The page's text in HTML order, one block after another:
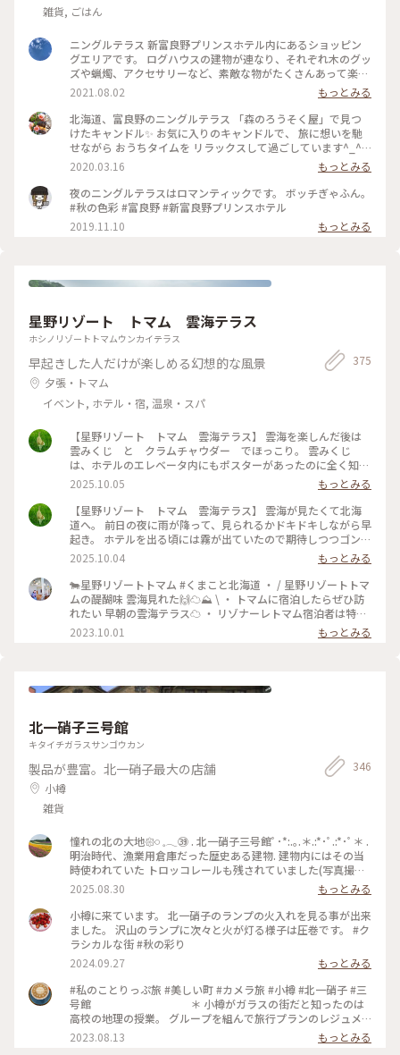
な場所でした🧸 📷2025.08.07 #一人旅#夏旅#ゆるり夏時間#北
レンガ倉庫#函館煉瓦工場#金森赤レンガ倉庫店#赤瓦#コース
ター#アロマ#アロマグッズ#香り#旅の思い出#ハンドメイドア
クセサリー#アクセサリー#ハンドメイド#ガラス製品#食器#函
館限定#お土産#ことりっぷ函館#ひとり旅日記🕊️
雑貨, ごはん
ニングルテラス 新富良野プリンスホテル内にあるショッピン
グエリアです。 ログハウスの建物が連なり、それぞれ木のグッ
ズや蝋燭、アクセサリーなど、素敵な物がたくさんあって楽し
いです♪ #ニングルテラス #新富良野プリンスホテル #富良野
#北海道
2021.08.02
もっとみる
北海道、富良野のニングルテラス 「森のろうそく屋」で見つ
けたキャンドル✨ お気に入りのキャンドルで、 旅に想いを馳
せながら おうちタイムを リラックスして過ごしています^_^ #
北海道 #富良野 #ニングルテラス #森のろうそく屋 #キャンド
ル #メルヘン #旅の思い出 #憧れの地
2020.03.16
もっとみる
夜のニングルテラスはロマンティックです。 ボッチぎゃふん。
#秋の色彩 #富良野 #新富良野プリンスホテル
2019.11.10
もっとみる
星野リゾート トマム 雲海テラス
ホシノリゾートトマムウンカイテラス
早起きした人だけが楽しめる幻想的な風景
夕張・トマム
イベント, ホテル・宿, 温泉・スパ
375
【星野リゾート トマム 雲海テラス】 雲海を楽しんだ後は
雲みくじ と クラムチャウダー でほっこり。 雲みくじ
は、ホテルのエレベータ内にもポスターがあったのに全く知ら
なくて… 隣のテーブルのグループが盛り上がっていて知りまし
た。 大吉、吉…ではなく、雲の名前が書かれてました しばら
く雲の形が気になりそう #ことりっぷ北海道 #秋の装い #絶
景 #星野リゾート #雲海 #おみくじ #雲
2025.10.05
もっとみる
【星野リゾート トマム 雲海テラス】 雲海が見たくて北海
道へ。 前日の夜に雨が降って、見られるかドキドキしながら早
起き。 ホテルを出る頃には霧が出ていたので期待しつつゴンド
ラ乗り場に向かいます。 少しずつ明るくなっていく空。 雲が
流れ込んでくる様子もはっきりと見ることが出来ました。 日
の出も太陽が隠れることなく拝むことが出来ましたー！！ #こ
とりっぷ北海道 #ことりっぷ #秋の装い #雲海 #星野リ
ゾート #日の出 #絶景
2025.10.04
もっとみる
🐄星野リゾートトマム #くまこと北海道 ・ / 星野リゾートトマ
ムの醍醐味 雲海見れた🙌☁️⛰️ \ ・ トマムに宿泊したらぜひ訪
れたい 早朝の雲海テラス☁️ ・ リゾナーレトマム宿泊者は特典
で 直通バス&ファストパスがついてくるのですが 始発バスま
さかの4:30発🤣 ・ 3:00起きで4:00頃ロビーにいくと もう行列
海道旅行 #北海道観光 #トマム旅行 #トマム観光 #トマム旅 #ト
とりっぷ15周年
2023.10.01 もっとみる
北一硝子三号館
キタイチガラスサンゴウカン
製品が豊富。北一硝子最大の店舗
小樽
雑貨
346
憧れの北の大地𑁍𓏸 𓈒𓂃㊴ . 北一硝子三号館ﾟ･*:.｡.＊.:*･ﾟ.:*･ﾟ＊ .
明治時代、漁業用倉庫だった歴史ある建物. 建物内にはその当
時使われていた トロッコレールも残されていました(写真撮り
忘れてますが😅) . ガラス製品もフロアごとにテーマ別の多彩な
ガラスがそろっていました(こちらも写真無し💦) . 入り口近く
の北一ホールが目に止まり 並んでる人も少なかったので入っ
て見ました. 入り口でショーケースの商品を見て 先にお会計を
してセルフサービスで席を探します. 入った瞬間からほとんど
真っ暗で見えなかったのですが、だんだんと目が慣れてきて
周りの幻想的な景色にうっとりでした✨ 私はミルクティソフト
主人はコーヒーフロートに. . 石造り倉庫を活用した167個の石
油ランプの明かりが照らす幻想的な空間. 奥の席に着くと石油
ランプの匂いがほんのり暖かく漂っていました. 周りの席は満
席に近かったですが、暗いので 全然気になりません. いつまで
も眺めていたい風景でした. . 5枚目の写真は北一硝子1番奥の喫
2025.08.30
もっとみる
小樽に来ています。 北一硝子のランプの火入れを見る事が出来
ました。 沢山のランプに次々と火が灯る様子は圧巻です。 #ク
ラシカルな街 #秋の彩り
2024.09.27
もっとみる
#私のことりっぷ旅 #美しい町 #カメラ旅 #小樽 #北一硝子 #三
号館 ＊ 小樽がガラスの街だと知ったのは
高校の地理の授業。 グループを組んで旅行プランのレジュメ
を 提出しなさいと課題が出たんです🧐why❓ 友達と旅行先に選
んだのが北海道で 2月だったので札幌雪祭りをメインに日程を
2023.08.13 もっとみる